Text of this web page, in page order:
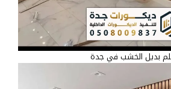
بديل الخشب في جدة